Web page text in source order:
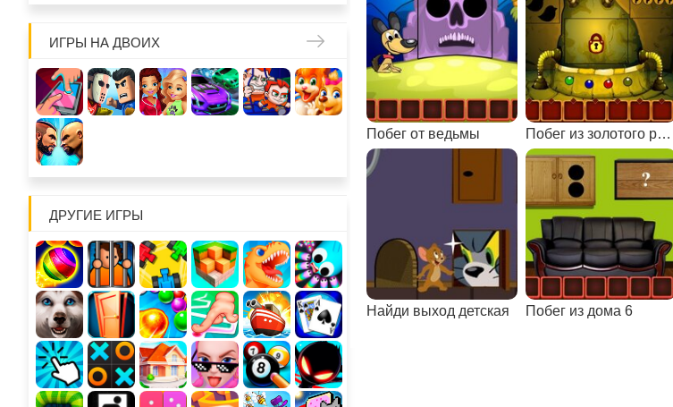
ИГРЫ НА ДВОИХ
ДРУГИЕ ИГРЫ
Побег от ведьмы Побег из золотого рудника
Найди выход детская Побег из дома 6